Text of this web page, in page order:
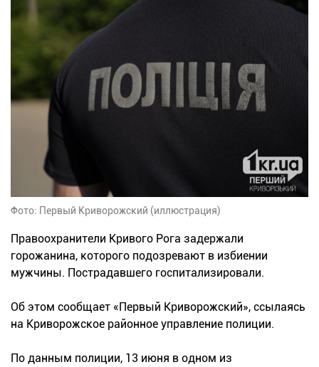
Фото: Первый Криворожский (иллюстрация)
Правоохранители Кривого Рога задержали
горожанина, которого подозревают в избиении
мужчины. Пострадавшего госпитализировали.
Об этом сообщает «Первый Криворожский», ссылаясь
на Криворожское районное управление полиции.
По данным полиции, 13 июня в одном из